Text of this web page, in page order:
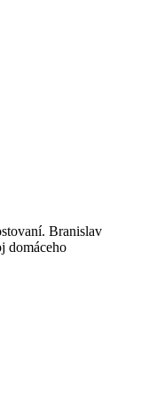
Branislav
domáceho